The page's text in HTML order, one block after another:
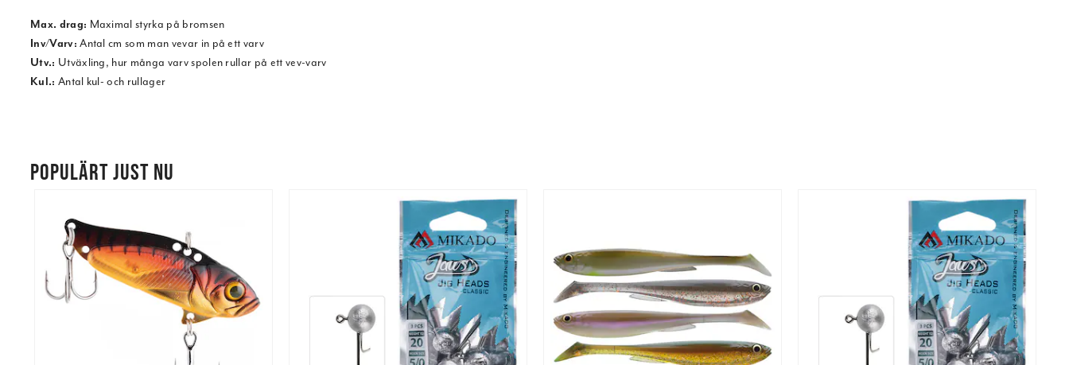
Max. drag: Maximal styrka på bromsen
Inv/Varv: Antal cm som man vevar in på ett varv
Utv.: Utväxling, hur många varv spolen rullar på ett vev-varv
Kul.: Antal kul- och rullager
POPULÄRT JUST NU